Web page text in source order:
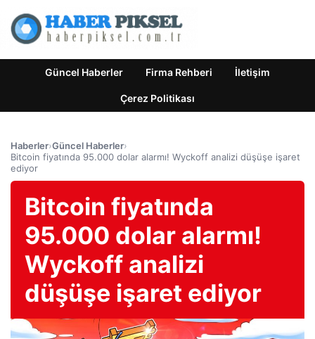
Güncel Haberler Firma Rehberi İletişim
Çerez Politikası
Haberler›Güncel Haberler›
Bitcoin fiyatında 95.000 dolar alarmı! Wyckoff analizi düşüşe işaret
ediyor
Bitcoin fiyatında
95.000 dolar alarmı!
Wyckoff analizi
düşüşe işaret ediyor